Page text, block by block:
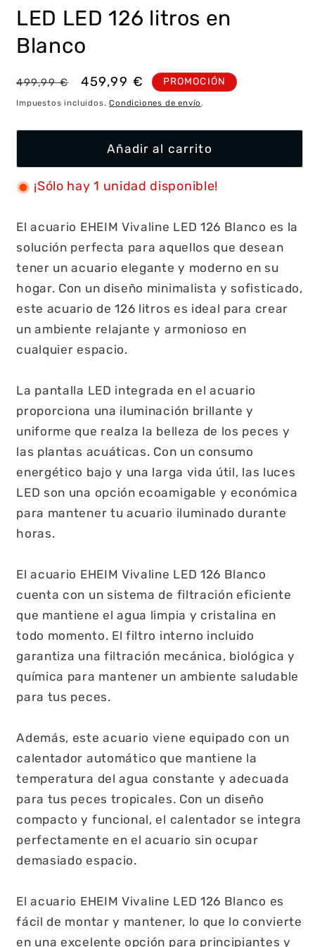
LED LED 126 litros en
Blanco
Precio
habitual
499,99 €
Precio
de
459,99 € PROMOCIÓN
Impuestos incluidos.Condiciones de envío.
Añadir al carrito
¡Sólo hay 1 unidad disponible!
El acuario EHEIM Vivaline LED 126 Blanco es la
solución perfecta para aquellos que desean
tener un acuario elegante y moderno en su
hogar. Con un diseño minimalista y sofisticado,
este acuario de 126 litros es ideal para crear
un ambiente relajante y armonioso en
cualquier espacio.
La pantalla LED integrada en el acuario
proporciona una iluminación brillante y
uniforme que realza la belleza de los peces y
las plantas acuáticas. Con un consumo
energético bajo y una larga vida útil, las luces
LED son una opción ecoamigable y económica
para mantener tu acuario iluminado durante
horas.
El acuario EHEIM Vivaline LED 126 Blanco
cuenta con un sistema de filtración eficiente
que mantiene el agua limpia y cristalina en
todo momento. El filtro interno incluido
garantiza una filtración mecánica, biológica y
química para mantener un ambiente saludable
para tus peces.
Además, este acuario viene equipado con un
calentador automático que mantiene la
temperatura del agua constante y adecuada
para tus peces tropicales. Con un diseño
compacto y funcional, el calentador se integra
perfectamente en el acuario sin ocupar
demasiado espacio.
El acuario EHEIM Vivaline LED 126 Blanco es
fácil de montar y mantener, lo que lo convierte
en una excelente opción para principiantes y